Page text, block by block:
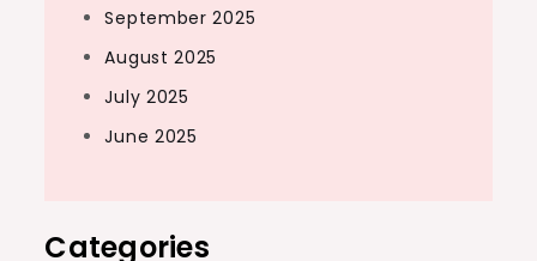
September 2025
August 2025
July 2025
June 2025
Categories